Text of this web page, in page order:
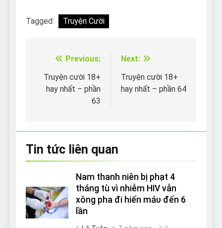
Tagged: Truyện Cười
Điều
hướng
Previous:
Truyện cười 18+
hay nhất – phần
63
Next:
Truyện cười 18+
hay nhất – phần 64
Tin tức liên quan
Nam thanh niên bị phạt 4
tháng tù vì nhiễm HIV vẫn
xông pha đi hiến máυ đến 6
lần